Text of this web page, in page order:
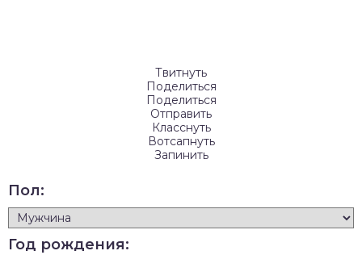
Твитнуть
Поделиться
Поделиться
Отправить
Класснуть
Вотсапнуть
Запинить
Пол:
Год рождения: